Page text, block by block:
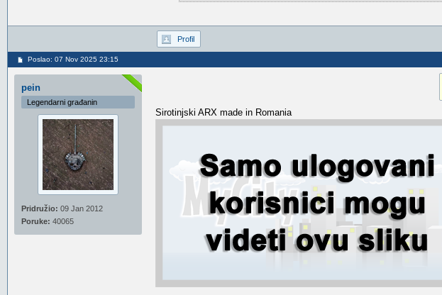
Profil
Poslao: 07 Nov 2025 23:15
pein
Legendarni građanin
Pridružio: 09 Jan 2012
Poruke: 40065
Sirotinjski ARX made in Romania